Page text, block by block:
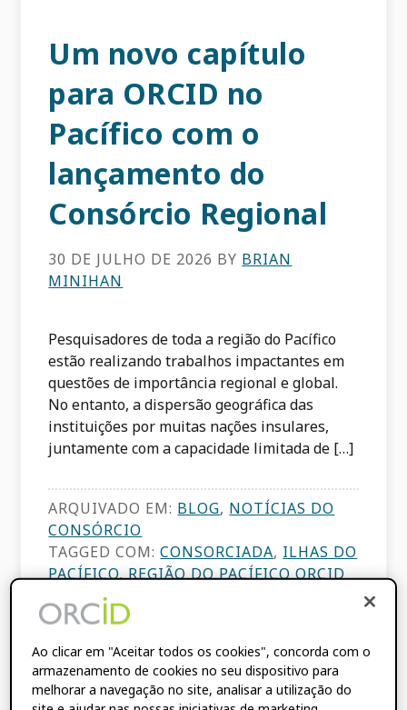
Um novo capítulo
para ORCID no
Pacífico com o
lançamento do
Consórcio Regional
30 DE JULHO DE 2026 BY BRIAN
MINIHAN
Pesquisadores de toda a região do Pacífico
estão realizando trabalhos impactantes em
questões de importância regional e global.
No entanto, a dispersão geográfica das
instituições por muitas nações insulares,
juntamente com a capacidade limitada de […]
ARQUIVADO EM: BLOG, NOTÍCIAS DO
CONSÓRCIO
TAGGED COM:CONSORCIADA, ILHAS DO
PACÍFICO,REGIÃO DO PACÍFICO ORCID
CONSÓRCIO
Comunicado de
Ao clicar em "Aceitar todos os cookies", concorda com o
armazenamento de cookies no seu dispositivo para
melhorar a navegação no site, analisar a utilização do